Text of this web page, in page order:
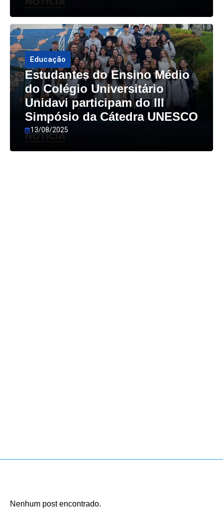
Educação
Estudantes do Ensino Médio
do Colégio Universitário
Unidavi participam do III
Simpósio da Cátedra UNESCO
13/08/2025
Nenhum post encontrado.